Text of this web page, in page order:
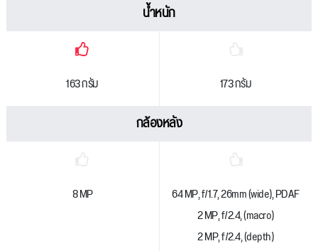
น้ำหนัก
163 กรัม 173 กรัม
กล้องหลัง
8 MP
64 MP, f/1.7, 26mm (wide), PDAF
2 MP, f/2.4, (macro)
2 MP, f/2.4, (depth)